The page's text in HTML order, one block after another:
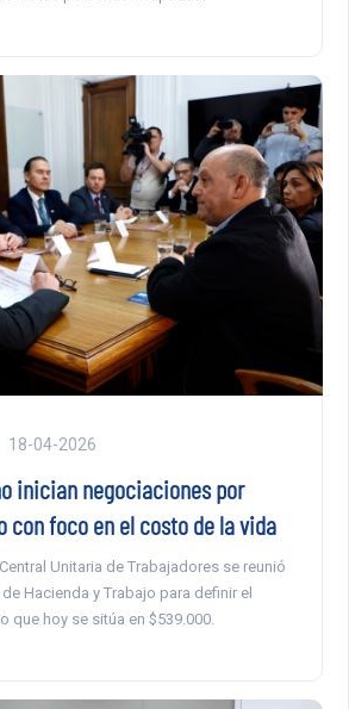
18-04-2026
inician negociaciones por
con foco en el costo de la vida
Unitaria de Trabajadores se reunió
Hacienda y Trabajo para definir el
que hoy se sitúa en $539.000.